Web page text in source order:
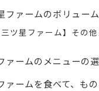
ファームのボリュー
三ツ星ファーム】その
ァームのメニューの
ァームを食べて、も